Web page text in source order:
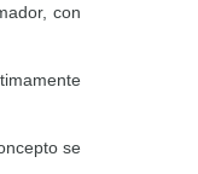
con
se